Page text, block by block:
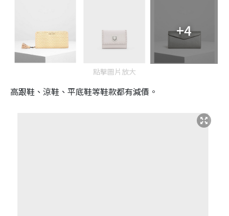
+4
點擊圖片放大
高跟鞋、涼鞋、平底鞋等鞋款都有減價。